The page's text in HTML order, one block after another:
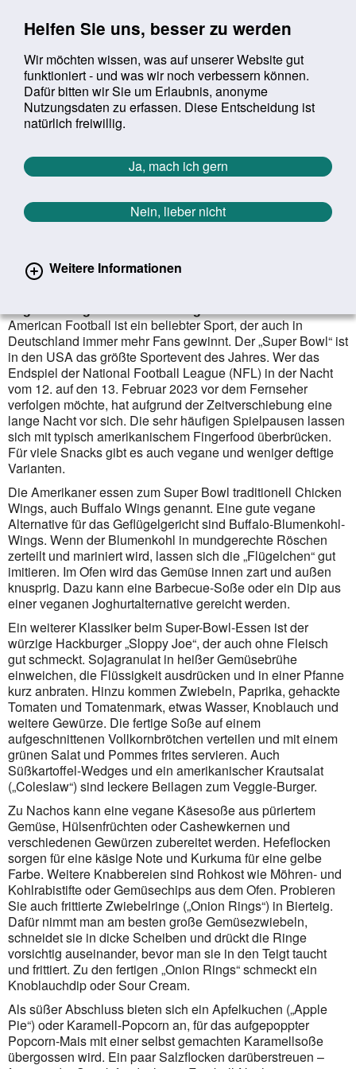
Helfen Sie uns, besser zu werden
Wir möchten wissen, was auf unserer Website gut
funktioniert - und was wir noch verbessern können.
Dafür bitten wir Sie um Erlaubnis, anonyme
Nutzungsdaten zu erfassen. Diese Entscheidung ist
natürlich freiwillig.
Ja, mach ich gern
Nein, lieber nicht
Weitere Informationen
Suchbegriff:
Sie befinden sich hier:
Startseite Aktuelles Aktuelle Meldungen
Aktuelle Meldungen
Zurück zur Übersicht erster
vorheriger
784/1627
Snacks zum Super Bowl
American Football ist ein beliebter Sport, der auch in
Deutschland immer mehr Fans gewinnt. Der „Super Bowl“ ist
in den USA das größte Sportevent des Jahres. Wer das
Endspiel der National Football League (NFL) in der Nacht
vom 12. auf den 13. Februar 2023 vor dem Fern­seher
verfolgen möchte, hat aufgrund der Zeitverschiebung eine
lange Nacht vor sich. Die sehr häufigen Spielpausen lassen
sich mit typisch amerikanischem Fingerfood überbrücken.
Für viele Snacks gibt es auch vegane und weniger deftige
Varianten.
Die Amerikaner essen zum Super Bowl traditionell Chicken
Wings, auch Buffalo Wings genannt. Eine gute vegane
Alternative für das Geflügel­gericht sind Buffalo-Blumenkohl-
Wings. Wenn der Blumenkohl in mundgerechte Röschen
zerteilt und mariniert wird, lassen sich die „Flügelchen“ gut
imitieren. Im Ofen wird das Gemüse innen zart und außen
knusprig. Dazu kann eine Barbecue-Soße oder ein Dip aus
einer veganen Joghurtalternative gereicht werden.
Ein weiterer Klassiker beim Super-Bowl-Essen ist der
würzige Hackburger „Sloppy Joe“, der auch ohne Fleisch
gut schmeckt. Sojagranulat in heißer Gemüsebrühe
einweichen, die Flüssigkeit ausdrücken und in einer Pfanne
kurz anbraten. Hinzu kommen Zwiebeln, Paprika, gehackte
Tomaten und Tomatenmark, etwas Wasser, Knoblauch und
weitere Gewürze. Die fertige Soße auf einem
aufgeschnittenen Vollkornbrötchen verteilen und mit einem
grünen Salat und Pommes frites servieren. Auch
Süßkartoffel-Wedges und ein amerikanischer Krautsalat
(„Cole­slaw“) sind leckere Beilagen zum Veggie-Burger.
Zu Nachos kann eine vegane Käsesoße aus püriertem
Gemüse, Hülsenfrüchten oder Cashewkernen und
verschiedenen Gewürzen zubereitet werden. Hefeflocken
sorgen für eine käsige Note und Kurkuma für eine gelbe
Farbe. Weitere Knabbereien sind Rohkost wie Möhren- und
Kohlrabistifte oder Gemüsechips aus dem Ofen. Probieren
Sie auch frittierte Zwiebelringe („Onion Rings“) in Bierteig.
Dafür nimmt man am besten große Gemüsezwiebeln,
schneidet sie in dicke Scheiben und drückt die Ringe
vorsichtig auseinander, bevor man sie in den Teigt taucht
und frittiert. Zu den fertigen „Onion Rings“ schmeckt ein
Knoblauchdip oder Sour Cream.
Als süßer Abschluss bieten sich ein Apfelkuchen („Apple
Pie“) oder Karamell-Popcorn an, für das aufgepoppter
Popcorn-Mais mit einer selbst gemachten Karamellsoße
übergossen wird. Ein paar Salzflocken darüberstreuen –